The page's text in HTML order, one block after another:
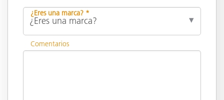
¿Eres una marca? *
Comentarios